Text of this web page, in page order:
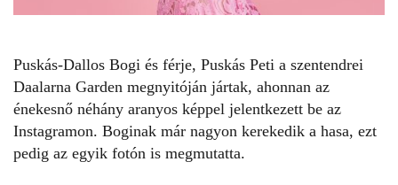
Puskás-Dallos Bogi és férje, Puskás Peti a szentendrei
Daalarna Garden megnyitóján jártak, ahonnan az
énekesnő néhány aranyos képpel jelentkezett be az
Instagramon. Boginak már nagyon kerekedik a hasa, ezt
pedig az egyik fotón is megmutatta.